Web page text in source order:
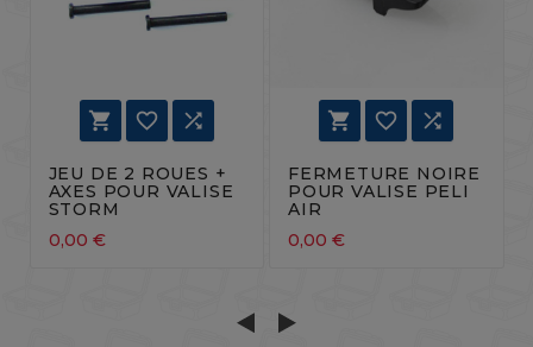
  
JEU DE 2 ROUES +
AXES POUR VALISE
STORM
0,00 €
  
FERMETURE NOIRE
POUR VALISE PELI
AIR
0,00 €